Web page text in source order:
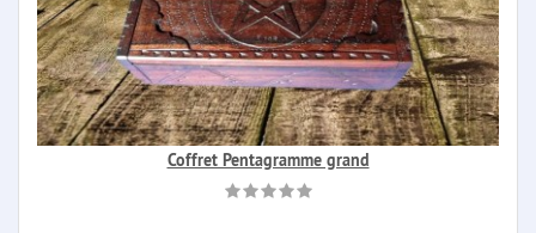
Coffret Pentagramme grand